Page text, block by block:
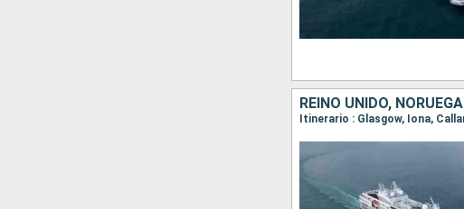
REINO UNIDO, NORUEGA